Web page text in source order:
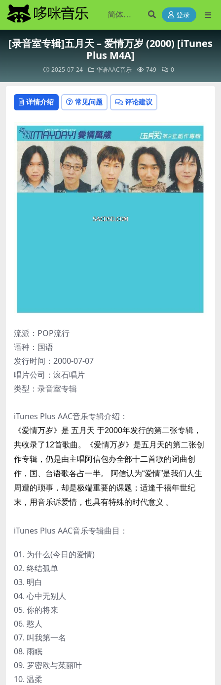
登录
[录音室专辑]五月天 – 爱情万岁 (2000) [iTunes
Plus M4A]
2025-07-24 华语AAC音乐 749 0
详情介绍 常见问题 评论建议
流派：POP流行
语种：国语
发行时间：2000-07-07
唱片公司：滚石唱片
类型：录音室专辑
iTunes Plus AAC音乐专辑介绍：
《爱情万岁》是 五月天 于2000年发行的第二张专辑 ，
共收录了12首歌曲。《爱情万岁》是五月天的第二张创
作专辑，仍是由主唱阿信包办全部十二首歌的词曲创
作，国、台语歌各占一半。 阿信认为“爱情”是我们人生
周遭的琐事，却是极端重要的课题；适逢千禧年世纪
末，用音乐诉爱情，也具有特殊的时代意义 。
iTunes Plus AAC音乐专辑曲目：
01. 为什么(今日的爱情)
02. 终结孤单
03. 明白
04. 心中无别人
05. 你的将来
06. 憨人
07. 叫我第一名
08. 雨眠
09. 罗密欧与茱丽叶
10. 温柔